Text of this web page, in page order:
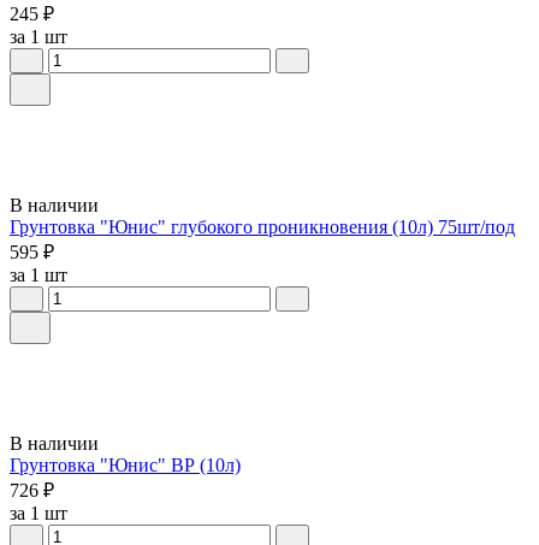
245 ₽
за 1 шт
В наличии
Грунтовка "Юнис" глубокого проникновения (10л) 75шт/под
595 ₽
за 1 шт
В наличии
Грунтовка "Юнис" ВР (10л)
726 ₽
за 1 шт